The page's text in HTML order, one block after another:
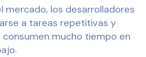
mercado, los desarrolladores
a tareas repetitivas y
mucho tiempo en